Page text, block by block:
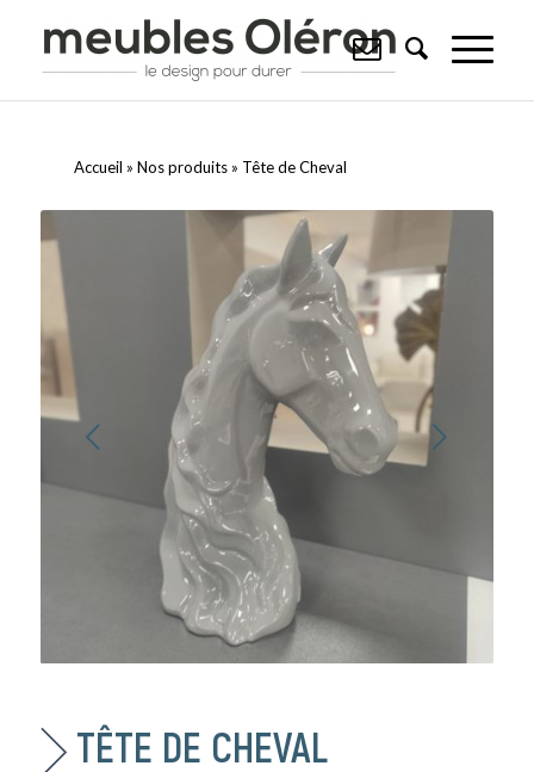
Accueil »Nos produits » Tête de Cheval
Suivant
TÊTE DE CHEVAL